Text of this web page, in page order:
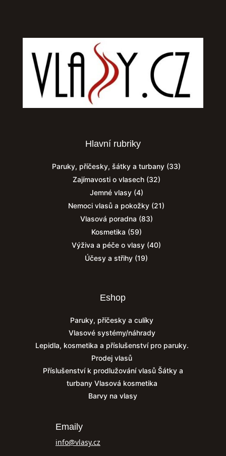
Hlavní rubriky
Paruky, příčesky, šátky a turbany (33)
Zajímavosti o vlasech(32)
Jemné vlasy(4)
Nemoci vlasů a pokožky (21)
Vlasová poradna (83)
Kosmetika (59)
Výživa a péče o vlasy (40)
Účesy a střihy (19)
Eshop
Paruky, příčesky a culíky
Vlasové systémy/náhrady
Lepidla, kosmetika a příslušenství pro paruky.
Prodej vlasů
Příslušenství k prodlužování vlasů Šátky a
turbany Vlasová kosmetika
Barvy na vlasy
Emaily
info@vlasy.cz